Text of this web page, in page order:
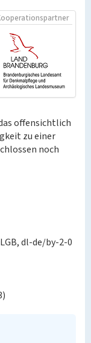
offensichtlich
zu einer
noch
dl-de/by-2-0